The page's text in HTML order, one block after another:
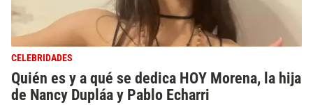
CELEBRIDADES
Quién es y a qué se dedica HOY Morena, la hija
de Nancy Dupláa y Pablo Echarri